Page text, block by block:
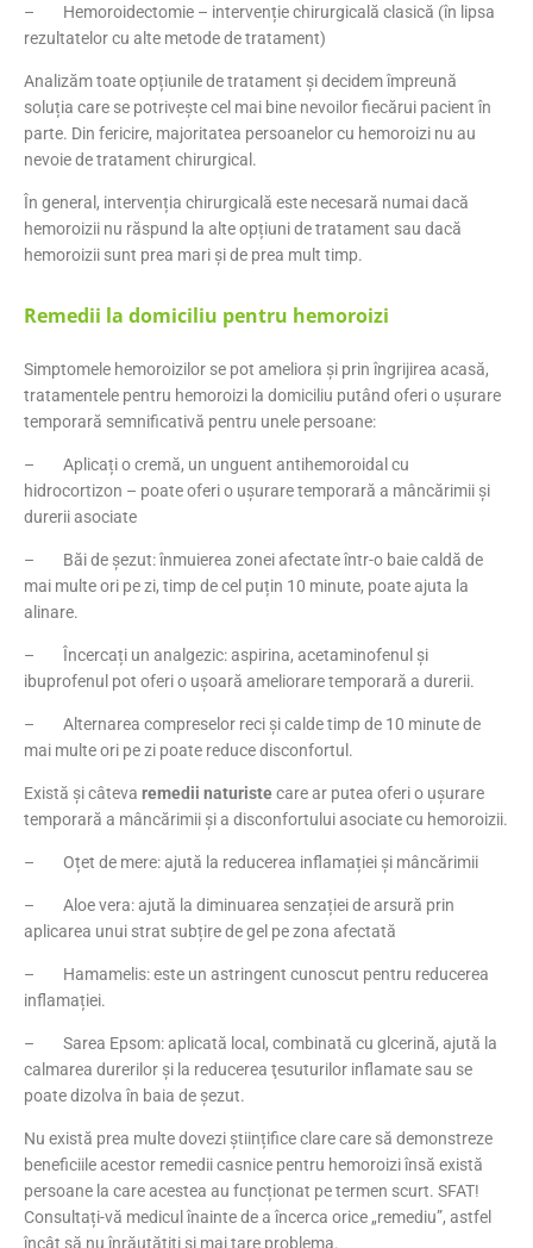
– Hemoroidectomie – intervenție chirurgicală clasică (în lipsa
rezultatelor cu alte metode de tratament)
Analizăm toate opțiunile de tratament și decidem împreună
soluția care se potrivește cel mai bine nevoilor fiecărui pacient în
parte. Din fericire, majoritatea persoanelor cu hemoroizi nu au
nevoie de tratament chirurgical.
În general, intervenția chirurgicală este necesară numai dacă
hemoroizii nu răspund la alte opțiuni de tratament sau dacă
hemoroizii sunt prea mari și de prea mult timp.
Remedii la domiciliu pentru hemoroizi
Simptomele hemoroizilor se pot ameliora și prin îngrijirea acasă,
tratamentele pentru hemoroizi la domiciliu putând oferi o ușurare
temporară semnificativă pentru unele persoane:
– Aplicați o cremă, un unguent antihemoroidal cu
hidrocortizon – poate oferi o ușurare temporară a mâncărimii și
durerii asociate
– Băi de șezut: înmuierea zonei afectate într-o baie caldă de
mai multe ori pe zi, timp de cel puțin 10 minute, poate ajuta la
alinare.
– Încercați un analgezic: aspirina, acetaminofenul și
ibuprofenul pot oferi o ușoară ameliorare temporară a durerii.
– Alternarea compreselor reci și calde timp de 10 minute de
mai multe ori pe zi poate reduce disconfortul.
Există și câteva remedii naturistecare ar putea oferi o ușurare
temporară a mâncărimii și a disconfortului asociate cu hemoroizii.
– Oțet de mere: ajută la reducerea inflamației și mâncărimii
– Aloe vera: ajută la diminuarea senzației de arsură prin
aplicarea unui strat subțire de gel pe zona afectată
– Hamamelis: este un astringent cunoscut pentru reducerea
inflamației.
– Sarea Epsom: aplicată local, combinată cu glcerină, ajută la
calmarea durerilor și la reducerea ţesuturilor inflamate sau se
poate dizolva în baia de șezut.
Nu există prea multe dovezi științifice clare care să demonstreze
beneficiile acestor remedii casnice pentru hemoroizi însă există
persoane la care acestea au funcționat pe termen scurt. SFAT!
Consultați-vă medicul înainte de a încerca orice „remediu”, astfel
încât să nu înrăutățiți și mai tare problema.